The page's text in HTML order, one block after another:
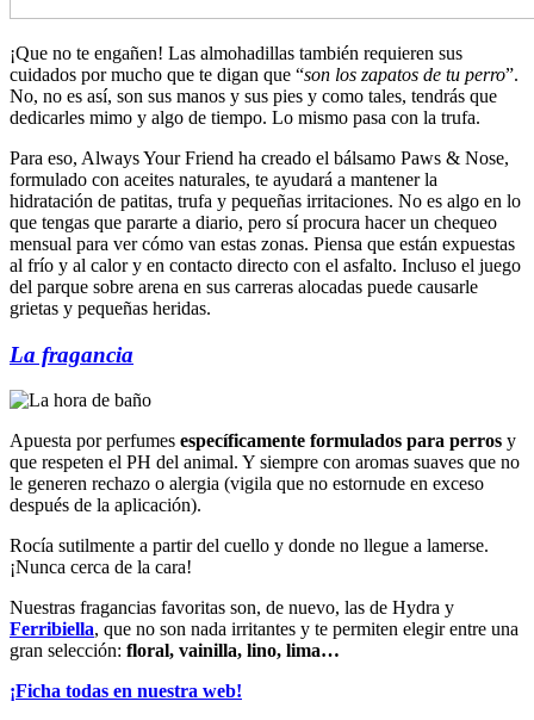
¡Que no te engañen! Las almohadillas también requieren sus
cuidados por mucho que te digan que “son los zapatos de tu perro”.
No, no es así, son sus manos y sus pies y como tales, tendrás que
dedicarles mimo y algo de tiempo. Lo mismo pasa con la trufa.
Para eso, Always Your Friend ha creado el bálsamo Paws & Nose,
formulado con aceites naturales, te ayudará a mantener la
hidratación de patitas, trufa y pequeñas irritaciones. No es algo en lo
que tengas que pararte a diario, pero sí procura hacer un chequeo
mensual para ver cómo van estas zonas. Piensa que están expuestas
al frío y al calor y en contacto directo con el asfalto. Incluso el juego
del parque sobre arena en sus carreras alocadas puede causarle
grietas y pequeñas heridas.
La fragancia
Apuesta por perfumes específicamente formulados para perros y
que respeten el PH del animal. Y siempre con aromas suaves que no
le generen rechazo o alergia (vigila que no estornude en exceso
después de la aplicación).
Rocía sutilmente a partir del cuello y donde no llegue a lamerse.
¡Nunca cerca de la cara!
Nuestras fragancias favoritas son, de nuevo, las de Hydra y
Ferribiella, que no son nada irritantes y te permiten elegir entre una
gran selección: floral, vainilla, lino, lima…
¡Ficha todas en nuestra web!